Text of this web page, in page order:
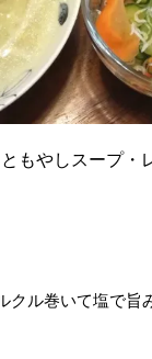
もやしスープ
ル巻いて塩で旨